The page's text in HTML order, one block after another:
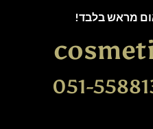
מראש בלבד!